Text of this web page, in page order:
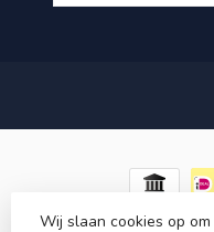
© Copyright 2026 RC
Wij slaan cookies op